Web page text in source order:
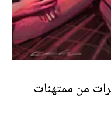
من ممتهنات